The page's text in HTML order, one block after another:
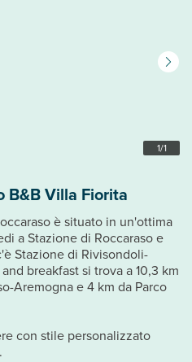
1/1
B&B Villa Fiorita
è situato in un'ottima
a Stazione di Roccaraso e
Stazione di Rivisondoli-
breakfast si trova a 10,3 km
Aremogna e 4 km da Parco
con stile personalizzato